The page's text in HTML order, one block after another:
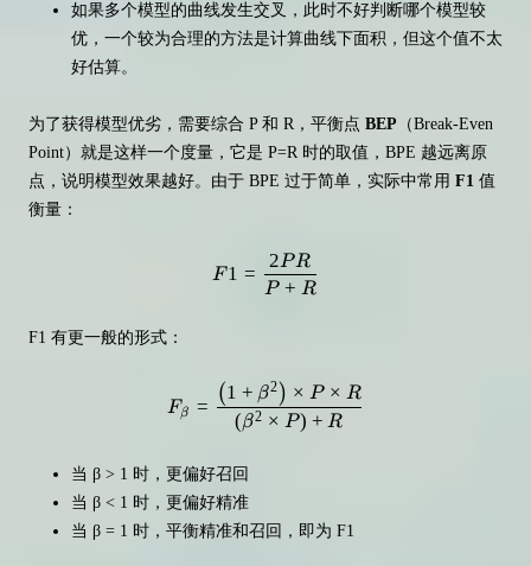
如果多个模型的曲线发生交叉，此时不好判断哪个模型较
优，一个较为合理的方法是计算曲线下面积，但这个值不太
好估算。
为了获得模型优劣，需要综合 P 和 R，平衡点 BEP （Break-Even
Point）就是这样一个度量，它是 P=R 时的取值，BPE 越远离原
点，说明模型效果越好。由于 BPE 过于简单，实际中常用 F1 值
衡量：
F1 = \frac {2PR}{P+R}
F1 =
P + R
2PR
F1 有更一般的形式：
Fβ =
(β2 × P) + R
(1 + β2 ) × P × R
当 β > 1 时，更偏好召回
当 β < 1 时，更偏好精准
当 β = 1 时，平衡精准和召回，即为 F1